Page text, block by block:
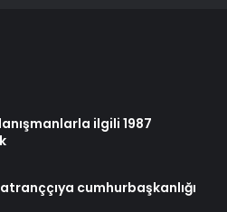
ilgili 1987
cumhurbaşkanlığı